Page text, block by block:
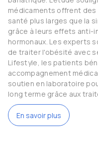
médicaments offrent des
santé plus larges que la
grâce à leurs effets anti-
hormonaux. Les experts
de traiter l'obésité avec
Lifestyle, les patients
accompagnement
soutien en laboratoire
long terme grâce aux
En savoir plus